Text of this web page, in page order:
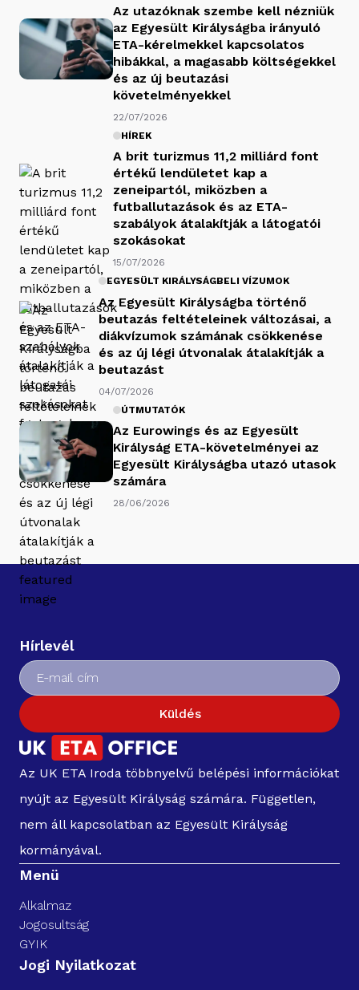
Az utazóknak szembe kell nézniük
az Egyesült Királyságba irányuló
ETA-kérelmekkel kapcsolatos
hibákkal, a magasabb költségekkel
és az új beutazási
követelményekkel
22/07/2026
HÍREK
A brit turizmus 11,2 milliárd font
értékű lendületet kap a
zeneipartól, miközben a
futballutazások és az ETA-
szabályok átalakítják a látogatói
szokásokat
15/07/2026
EGYESÜLT KIRÁLYSÁGBELI VÍZUMOK
Az Egyesült Királyságba történő
beutazás feltételeinek változásai, a
diákvízumok számának csökkenése
és az új légi útvonalak átalakítják a
beutazást
04/07/2026
ÚTMUTATÓK
Az Eurowings és az Egyesült
Királyság ETA-követelményei az
Egyesült Királyságba utazó utasok
számára
28/06/2026
Hírlevél
Küldés
Az UK ETA Iroda többnyelvű belépési információkat
nyújt az Egyesült Királyság számára. Független,
nem áll kapcsolatban az Egyesült Királyság
kormányával.
Menü
Alkalmaz
Jogosultság
GYIK
Jogi Nyilatkozat